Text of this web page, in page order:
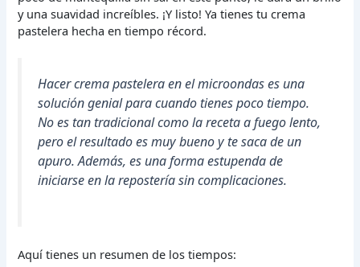
y una suavidad increíbles. ¡Y listo! Ya tienes tu crema
pastelera hecha en tiempo récord.
Hacer crema pastelera en el microondas es una
solución genial para cuando tienes poco tiempo.
No es tan tradicional como la receta a fuego lento,
pero el resultado es muy bueno y te saca de un
apuro. Además, es una forma estupenda de
iniciarse en la repostería sin complicaciones.
Aquí tienes un resumen de los tiempos: